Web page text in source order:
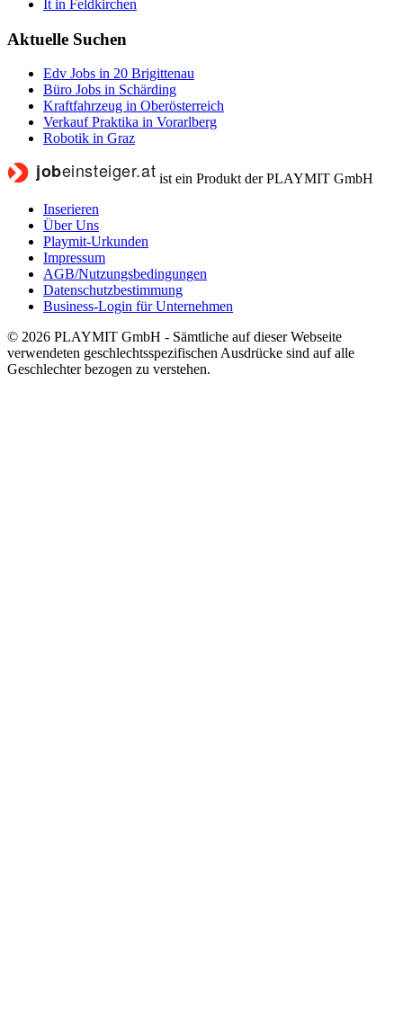
It in Feldkirchen
Aktuelle Suchen
Edv Jobs in 20 Brigittenau
Büro Jobs in Schärding
Kraftfahrzeug in Oberösterreich
Verkauf Praktika in Vorarlberg
Robotik in Graz
ist ein Produkt der PLAYMIT GmbH
Inserieren
Über Uns
Playmit-Urkunden
Impressum
AGB/Nutzungsbedingungen
Datenschutzbestimmung
Business-Login für Unternehmen
© 2026 PLAYMIT GmbH - Sämtliche auf dieser Webseite
verwendeten geschlechtsspezifischen Ausdrücke sind auf alle
Geschlechter bezogen zu verstehen.